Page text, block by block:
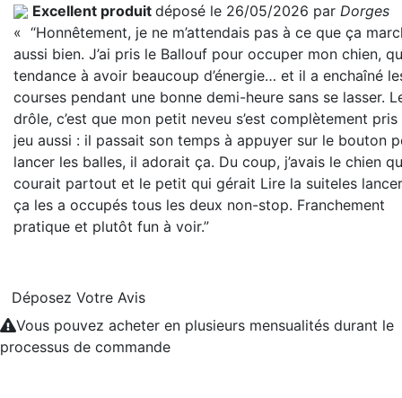
Excellent produit déposé le 26/05/2026 par Dorges
« “Honnêtement, je ne m’attendais pas à ce que ça
aussi bien. J’ai pris le Ballouf pour occuper mon chien,
tendance à avoir beaucoup d’énergie… et il a enchaîné
courses pendant une bonne demi-heure sans se lasser.
drôle, c’est que mon petit neveu s’est complètement pris
jeu aussi : il passait son temps à appuyer sur le bouton
lancer les balles, il adorait ça. Du coup, j’avais le chien
courait partout et le petit qui gérait Lire la suiteles
ça les a occupés tous les deux non-stop. Franchement
pratique et plutôt fun à voir.”
Déposez Votre Avis
Vous pouvez acheter en plusieurs mensualités durant le
processus de commande